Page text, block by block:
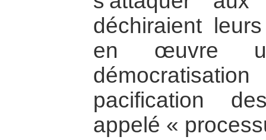
déchiraient
en œuvre
pacification
appelé «